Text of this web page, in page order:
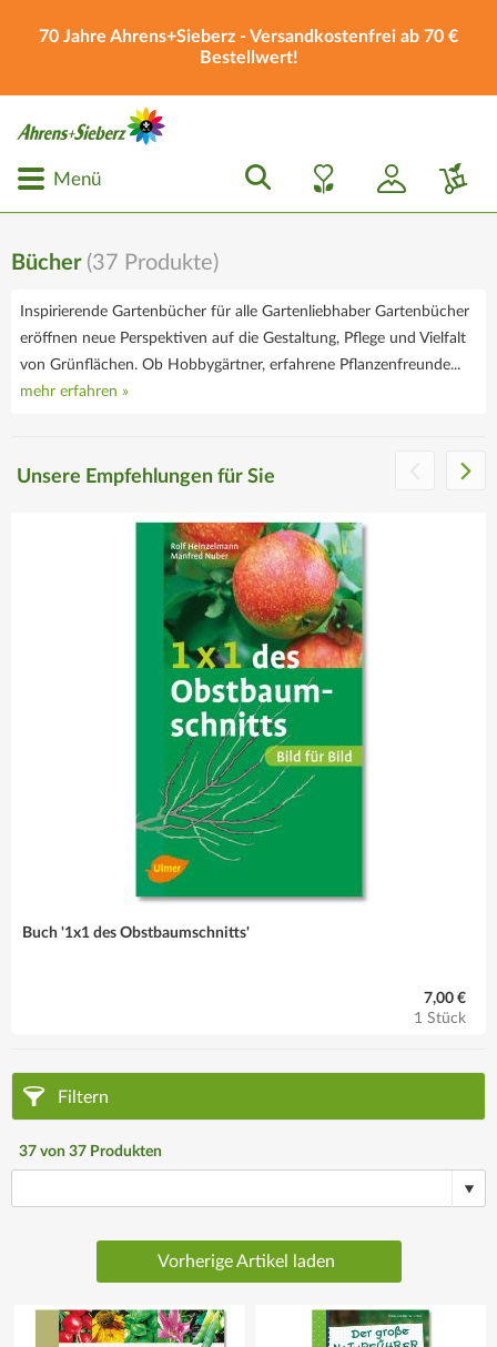
70 Jahre Ahrens+Sieberz - Versandkostenfrei ab 70 €
Bestellwert!
Menü
Geschenkgutscheine
richtige Wahl!
Mehr erfahren
Bücher (37 Produkte)
Inspirierende Gartenbücher für alle Gartenliebhaber Gartenbücher
eröffnen neue Perspektiven auf die Gestaltung, Pflege und Vielfalt
von Grünflächen. Ob Hobbygärtner, erfahrene Pflanzenfreunde...
mehr erfahren »
Unsere Empfehlungen für Sie
Buch '1x1 des Obstbaumschnitts'
7,00 €
1 Stück
Filtern
37 von 37 Produkten
Vorherige Artikel laden